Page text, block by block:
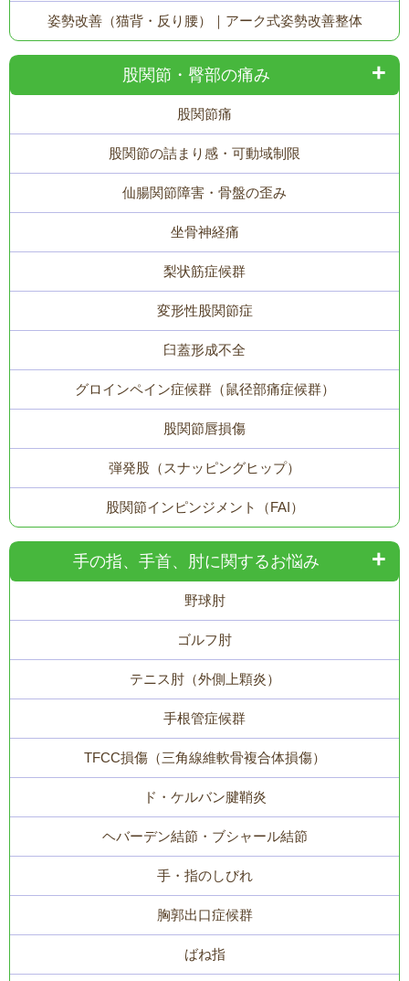
姿勢改善（猫背・反り腰）｜アーク式姿勢改善整体
股関節・臀部の痛み
股関節痛
股関節の詰まり感・可動域制限
仙腸関節障害・骨盤の歪み
坐骨神経痛
梨状筋症候群
変形性股関節症
臼蓋形成不全
グロインペイン症候群（鼠径部痛症候群）
股関節唇損傷
弾発股（スナッピングヒップ）
股関節インピンジメント（FAI）
手の指、手首、肘に関するお悩み
野球肘
ゴルフ肘
テニス肘（外側上顆炎）
手根管症候群
TFCC損傷（三角線維軟骨複合体損傷）
ド・ケルバン腱鞘炎
ヘバーデン結節・ブシャール結節
手・指のしびれ
胸郭出口症候群
ばね指